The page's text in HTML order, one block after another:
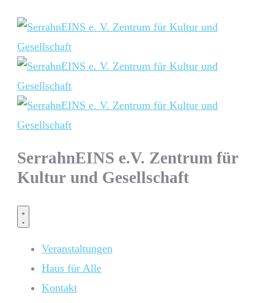
SerrahnEINS e.V. Zentrum für
Kultur und Gesellschaft
Veranstaltungen
Haus für Alle
Kontakt